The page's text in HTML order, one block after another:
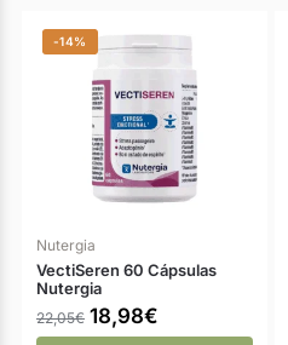
-14%
Nutergia
VectiSeren 60 Cápsulas
Nutergia
22,05€ 18,98€